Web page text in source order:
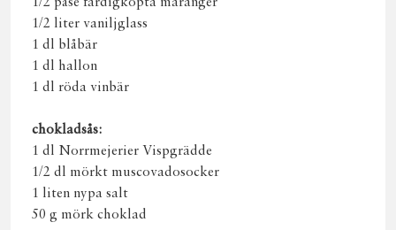
1/2 liter vaniljglass
1 dl blåbär
1 dl hallon
1 dl röda vinbär
chokladsås:
1 dl Norrmejerier Vispgrädde
1/2 dl mörkt muscovadosocker
1 liten nypa salt
50 g mörk choklad